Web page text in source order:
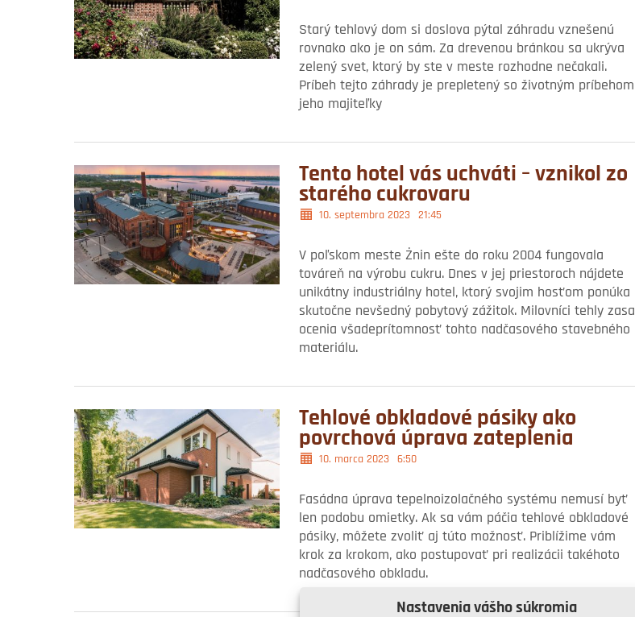
Nastavenia vášho súkromia
Starý tehlový dom si doslova pýtal záhradu vznešenú
rovnako ako je on sám. Za drevenou bránkou sa ukrýva
zelený svet, ktorý by ste v meste rozhodne nečakali.
Príbeh tejto záhrady je prepletený so životným príbehom
jeho majiteľky
Tento hotel vás uchváti – vznikol zo
starého cukrovaru
10. septembra 2023 21:45
V poľskom meste Żnin ešte do roku 2004 fungovala
továreň na výrobu cukru. Dnes v jej priestoroch nájdete
unikátny industriálny hotel, ktorý svojim hosťom ponúka
skutočne nevšedný pobytový zážitok. Milovníci tehly zasa
ocenia všadeprítomnosť tohto nadčasového stavebného
materiálu.
Tehlové obkladové pásiky ako
povrchová úprava zateplenia
10. marca 2023 6:50
Fasádna úprava tepelnoizolačného systému nemusí byť
len podobu omietky. Ak sa vám páčia tehlové obkladové
pásiky, môžete zvoliť aj túto možnosť. Priblížime vám
krok za krokom, ako postupovať pri realizácii takéhoto
nadčasového obkladu.